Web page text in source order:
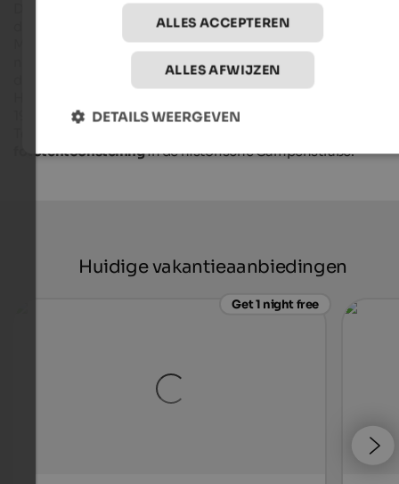
De Gampen Bunker op deGampenpasis ook een
die de moeite waard is. De fascistische dictator Benito
Mussolini vertrouwde zijn bondgenoot, de
nationaalsocialistische dictator Adolf Hitler, niet en liet
duizenden vestingwerken bouwen langs de Italiaanse grens.
1940 en 1941 gebouwd als onderdeel van deze
fototentoonstellingin de historische Gampenstraße.
Huidige vakantieaanbiedingen
Get 1 night free
ALLES ACCEPTEREN
ALLES AFWIJZEN
DETAILS WEERGEVEN